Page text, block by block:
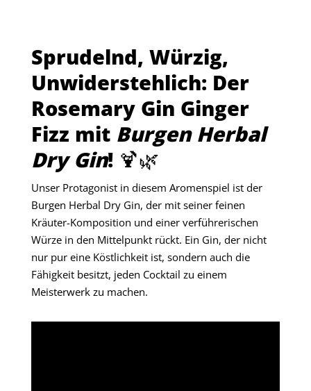
Sprudelnd, Würzig,
Unwiderstehlich: Der
Rosemary Gin Ginger
Fizz mit Burgen Herbal
Dry Gin! 🍹🌿
Unser Protagonist in diesem Aromenspiel ist der
Burgen Herbal Dry Gin, der mit seiner feinen
Kräuter-Komposition und einer verführerischen
Würze in den Mittelpunkt rückt. Ein Gin, der nicht
nur pur eine Köstlichkeit ist, sondern auch die
Fähigkeit besitzt, jeden Cocktail zu einem
Meisterwerk zu machen.